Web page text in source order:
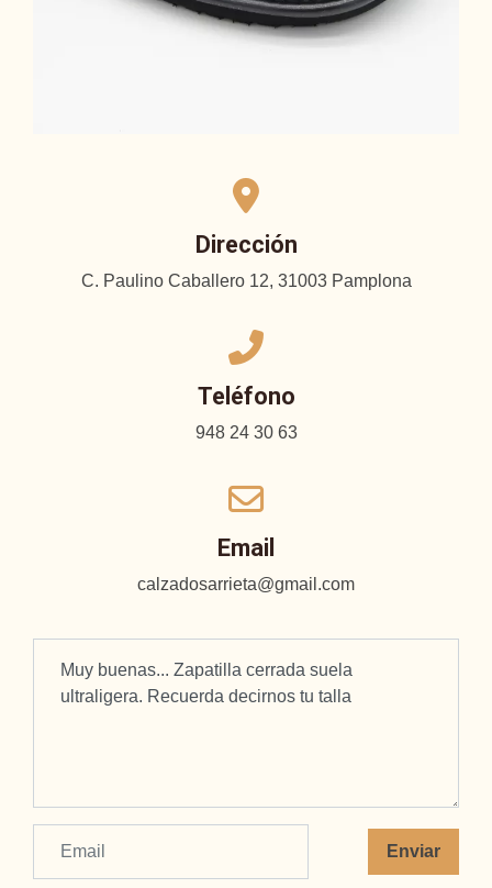
Dirección
C. Paulino Caballero 12, 31003 Pamplona
Teléfono
948 24 30 63
Email
calzadosarrieta@gmail.com
Enviar